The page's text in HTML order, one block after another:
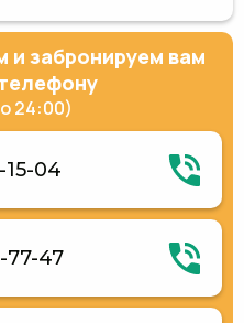
и забронируем вам
24:00)
15-04
77-47